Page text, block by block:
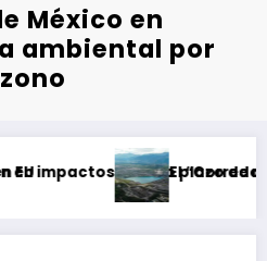
México en
ambiental por
a largo plazo de mega
El “Corredor para